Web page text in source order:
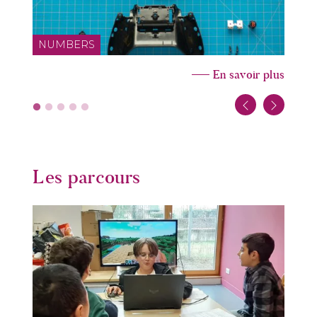
NUMBERS
En savoir plus
Les parcours